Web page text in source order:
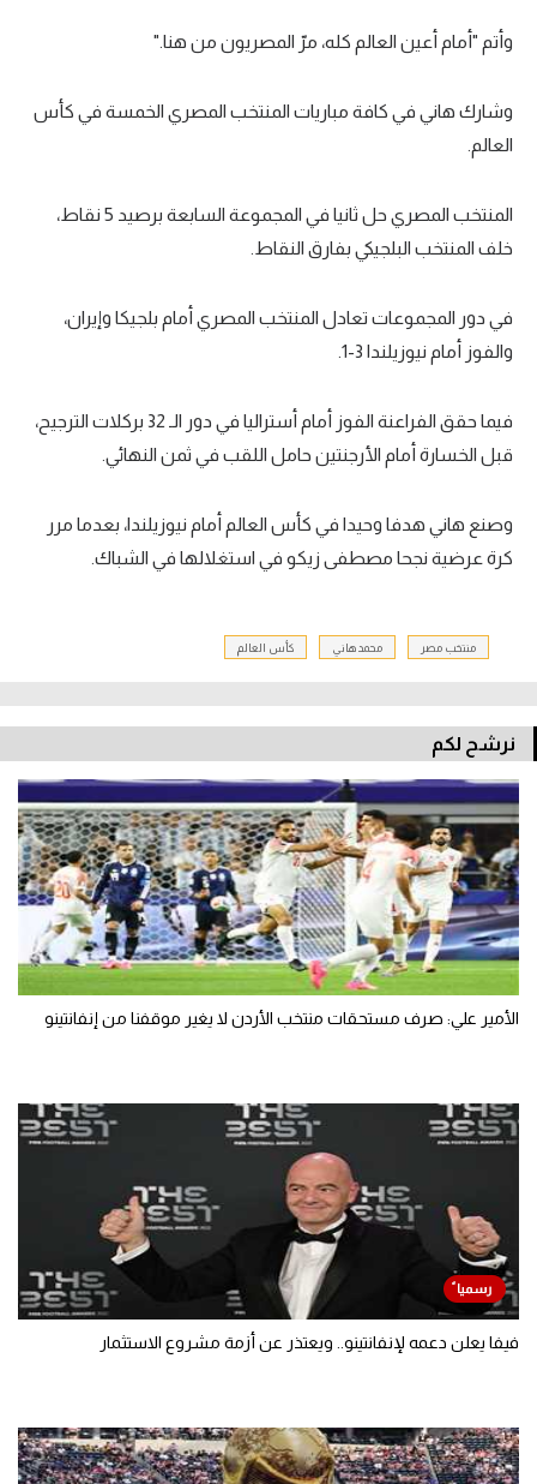
فيديو في الجول
وأتم "أمام أعين العالم كله، مرّ المصريون من هنا."
وشارك هاني في كافة مباريات المنتخب المصري الخمسة في كأس
العالم.
المنتخب المصري حل ثانيا في المجموعة السابعة برصيد 5 نقاط،
خلف المنتخب البلجيكي بفارق النقاط.
في دور المجموعات تعادل المنتخب المصري أمام بلجيكا وإيران،
والفوز أمام نيوزيلندا 3-1.
فيما حقق الفراعنة الفوز أمام أستراليا في دور الـ 32 بركلات الترجيح،
قبل الخسارة أمام الأرجنتين حامل اللقب في ثمن النهائي.
وصنع هاني هدفا وحيدا في كأس العالم أمام نيوزيلندا، بعدما مرر
كرة عرضية نجحا مصطفى زيكو في استغلالها في الشباك.
منتخب مصر محمد هاني كأس العالم
نرشح لكم
الأمير علي: صرف مستحقات منتخب الأردن لا يغير موقفنا من إنفانتينو
فيفا يعلن دعمه لإنفانتينو.. ويعتذر عن أزمة مشروع الاستثمار